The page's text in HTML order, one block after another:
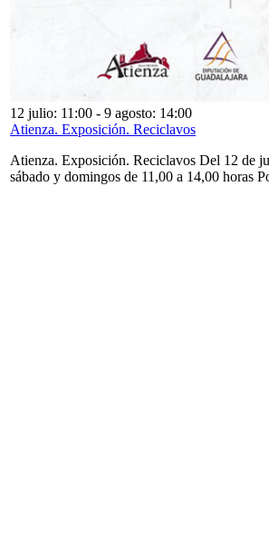
12 julio: 11:00 - 9 agosto: 14:00
Atienza. Exposición. Reciclavos
Atienza. Exposición. Reciclavos Del 12 de
sábado y domingos de 11,00 a 14,00 horas